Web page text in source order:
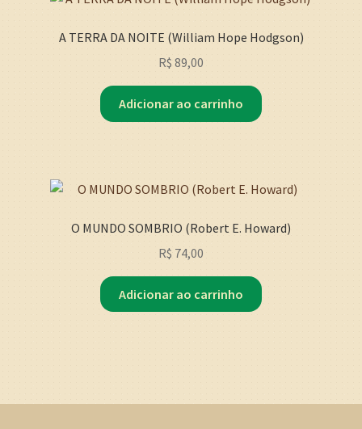
A TERRA DA NOITE (William Hope Hodgson)
R$ 89,00
Adicionar ao carrinho
O MUNDO SOMBRIO (Robert E. Howard)
R$ 74,00
Adicionar ao carrinho